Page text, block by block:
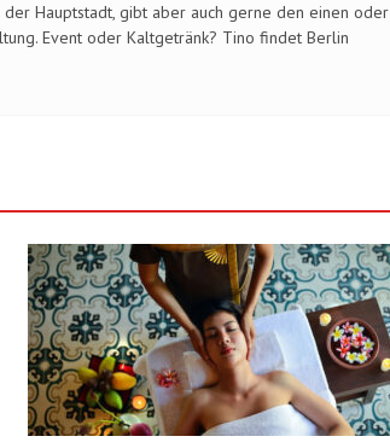
Hauptstadt, gibt aber auch gerne den einen oder
Event oder Kaltgetränk? Tino findet Berlin